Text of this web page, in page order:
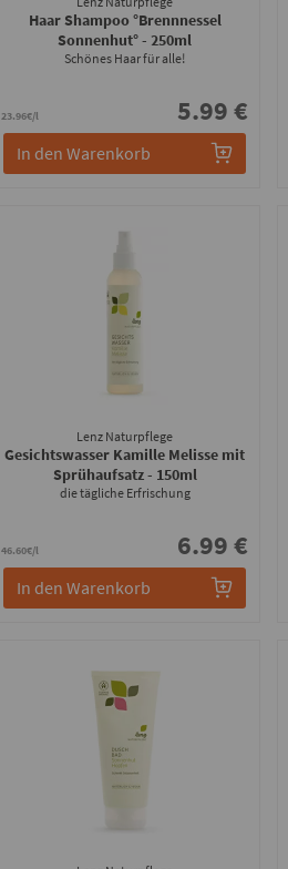
Haar Shampoo °Brennnessel
Sonnenhut°- 250ml
Schönes Haar für alle!
23.96€/l 5.99 €
In den Warenkorb
Lenz Naturpflege
Gesichtswasser Kamille Melisse mit
Sprühaufsatz- 150ml
die tägliche Erfrischung
46.60€/l 6.99 €
In den Warenkorb